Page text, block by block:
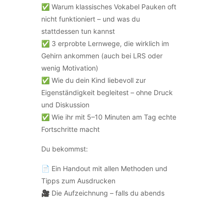
✅ Warum klassisches Vokabel Pauken oft
nicht funktioniert – und was du
stattdessen tun kannst
✅ 3 erprobte Lernwege, die wirklich im
Gehirn ankommen (auch bei LRS oder
wenig Motivation)
✅ Wie du dein Kind liebevoll zur
Eigenständigkeit begleitest – ohne Druck
und Diskussion
✅ Wie ihr mit 5–10 Minuten am Tag echte
Fortschritte macht
Du bekommst:
📄 Ein Handout mit allen Methoden und
Tipps zum Ausdrucken
🎥 Die Aufzeichnung – falls du abends